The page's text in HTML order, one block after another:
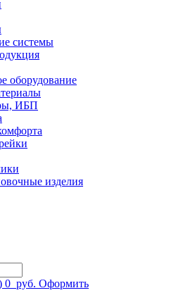
системы
оборудование
ИБП
изделия
0 руб. Оформить